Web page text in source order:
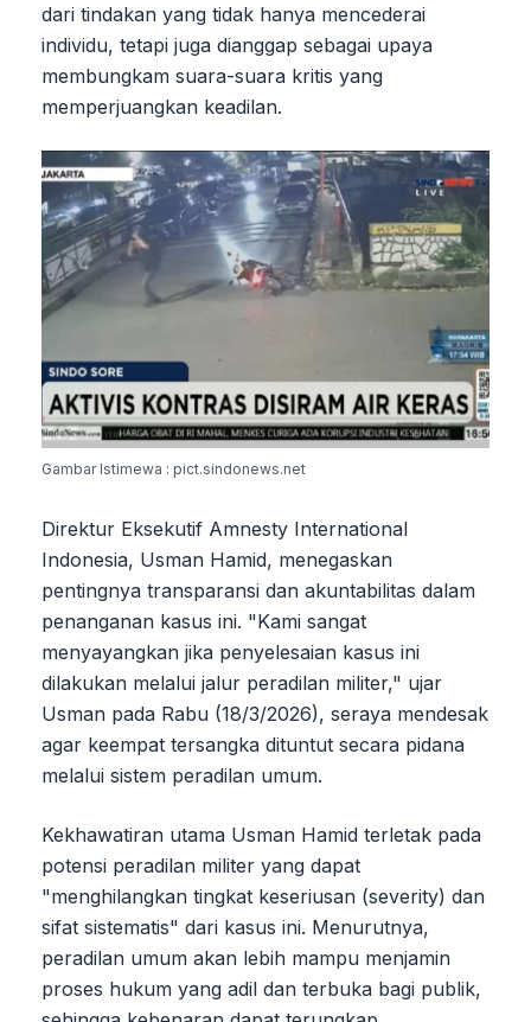
dari tindakan yang tidak hanya mencederai
individu, tetapi juga dianggap sebagai upaya
membungkam suara-suara kritis yang
memperjuangkan keadilan.
Gambar Istimewa : pict.sindonews.net
Direktur Eksekutif Amnesty International
Indonesia, Usman Hamid, menegaskan
pentingnya transparansi dan akuntabilitas dalam
penanganan kasus ini. "Kami sangat
menyayangkan jika penyelesaian kasus ini
dilakukan melalui jalur peradilan militer," ujar
Usman pada Rabu (18/3/2026), seraya mendesak
agar keempat tersangka dituntut secara pidana
melalui sistem peradilan umum.
Kekhawatiran utama Usman Hamid terletak pada
potensi peradilan militer yang dapat
"menghilangkan tingkat keseriusan (severity) dan
sifat sistematis" dari kasus ini. Menurutnya,
peradilan umum akan lebih mampu menjamin
proses hukum yang adil dan terbuka bagi publik,